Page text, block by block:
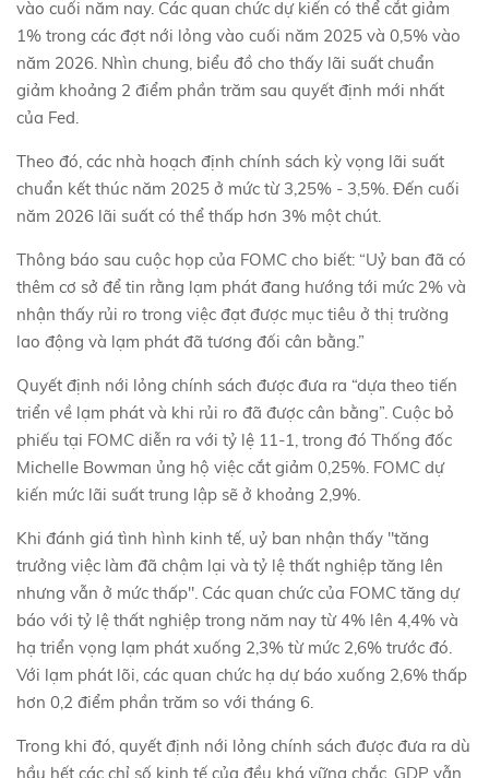
vào cuối năm nay. Các quan chức dự kiến có thể cắt giảm
1% trong các đợt nới lỏng vào cuối năm 2025 và 0,5% vào
năm 2026. Nhìn chung, biểu đồ cho thấy lãi suất chuẩn
giảm khoảng 2 điểm phần trăm sau quyết định mới nhất
của Fed.
Theo đó, các nhà hoạch định chính sách kỳ vọng lãi suất
chuẩn kết thúc năm 2025 ở mức từ 3,25% - 3,5%. Đến cuối
năm 2026 lãi suất có thể thấp hơn 3% một chút.
Thông báo sau cuộc họp của FOMC cho biết: “Uỷ ban đã có
thêm cơ sở để tin rằng lạm phát đang hướng tới mức 2% và
nhận thấy rủi ro trong việc đạt được mục tiêu ở thị trường
lao động và lạm phát đã tương đối cân bằng.”
Quyết định nới lỏng chính sách được đưa ra “dựa theo tiến
triển về lạm phát và khi rủi ro đã được cân bằng”. Cuộc bỏ
phiếu tại FOMC diễn ra với tỷ lệ 11-1, trong đó Thống đốc
Michelle Bowman ủng hộ việc cắt giảm 0,25%. FOMC dự
kiến mức lãi suất trung lập sẽ ở khoảng 2,9%.
Khi đánh giá tình hình kinh tế, uỷ ban nhận thấy "tăng
trưởng việc làm đã chậm lại và tỷ lệ thất nghiệp tăng lên
nhưng vẫn ở mức thấp". Các quan chức của FOMC tăng dự
báo với tỷ lệ thất nghiệp trong năm nay từ 4% lên 4,4% và
hạ triển vọng lạm phát xuống 2,3% từ mức 2,6% trước đó.
Với lạm phát lõi, các quan chức hạ dự báo xuống 2,6% thấp
hơn 0,2 điểm phần trăm so với tháng 6.
Trong khi đó, quyết định nới lỏng chính sách được đưa ra dù
hầu hết các chỉ số kinh tế của đều khá vững chắc. GDP vẫn